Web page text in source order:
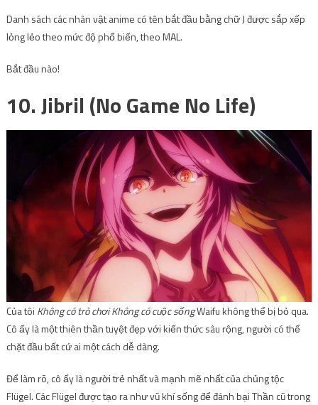
Danh sách các nhân vật anime có tên bắt đầu bằng chữ J được sắp xếp
lỏng lẻo theo mức độ phổ biến, theo MAL.
Bắt đầu nào!
10. Jibril (No Game No Life)
Của tôi Không có trò chơi Không có cuộc sốngWaifu không thể bị bỏ qua.
Cô ấy là một thiên thần tuyệt đẹp với kiến ​​thức sâu rộng, người có thể
chặt đầu bất cứ ai một cách dễ dàng.
Để làm rõ, cô ấy là người trẻ nhất và mạnh mẽ nhất của chủng tộc
Flügel. Các Flügel được tạo ra như vũ khí sống để đánh bại Thần cũ trong